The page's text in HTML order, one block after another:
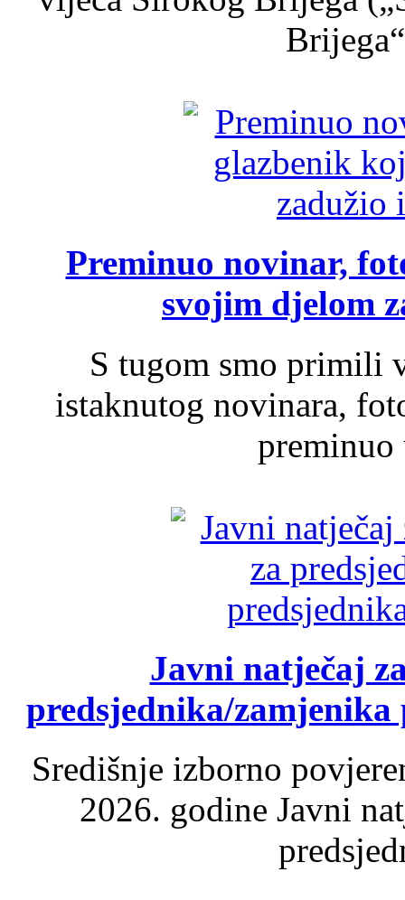
Preminuo novinar,
svojim djelom
S tugom smo primili
istaknutog novinara,
Javni natječaj
predsjednika/
Središnje izborno
2026. godine Javni